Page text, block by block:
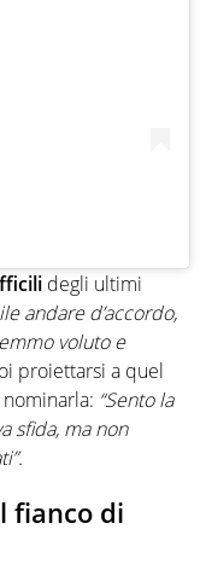
degli ultimi
andare d’accordo,
voluto e
proiettarsi a quel
“Sento la
sfida, ma non
fianco di